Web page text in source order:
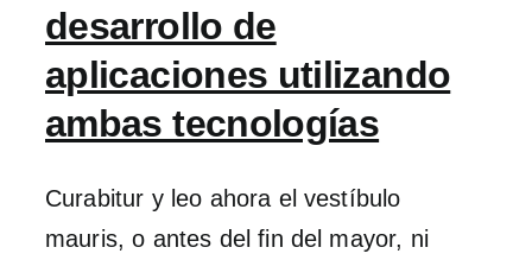
desarrollo de
aplicaciones utilizando
ambas tecnologías
Curabitur y leo ahora el vestíbulo
mauris, o antes del fin del mayor, ni